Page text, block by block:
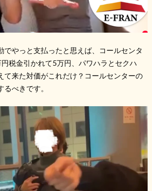
でやっと支払ったと思えば、コールセンタ
税金引かれて5万円、パワハラとセクハ
て来た対価がこれだけ？コールセンターの
べきです。